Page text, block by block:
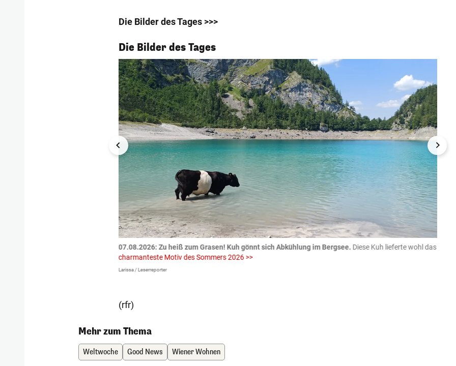
Die Bilder des Tages >>>
Die Bilder des Tages
1/55
07.08.2026: Zu heiß zum Grasen! Kuh gönnt sich Abkühlung im Bergsee. Diese Kuh lieferte wohl das
charmanteste Motiv des Sommers 2026 >>
Larissa / Leserreporter
(rfr)
Mehr zum Thema
Weltwoche Good News Wiener Wohnen